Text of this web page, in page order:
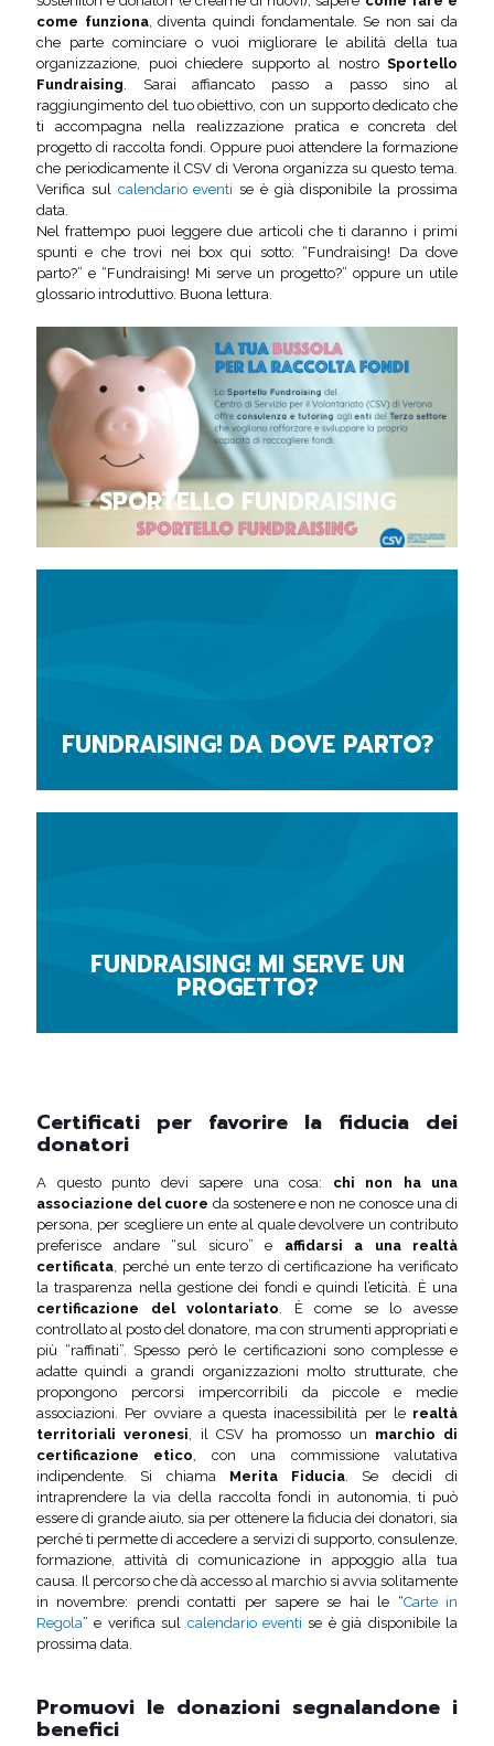
come funziona, diventa quindi fondamentale. Se non sai da
che parte cominciare o vuoi migliorare le abilità della tua
organizzazione, puoi chiedere supporto al nostro Sportello
Fundraising. Sarai affiancato passo a passo sino al
raggiungimento del tuo obiettivo, con un supporto dedicato che
ti accompagna nella realizzazione pratica e concreta del
progetto di raccolta fondi. Oppure puoi attendere la formazione
che periodicamente il CSV di Verona organizza su questo tema.
Verifica sul calendario eventi se è già disponibile la prossima
data.
Nel frattempo puoi leggere due articoli che ti daranno i primi
spunti e che trovi nei box qui sotto: “Fundraising! Da dove
parto?” e “Fundraising! Mi serve un progetto?” oppure un utile
glossario introduttivo. Buona lettura.
SPORTELLO FUNDRAISING
FUNDRAISING! DA DOVE PARTO?
FUNDRAISING! MI SERVE UN
PROGETTO?
Certificati per favorire la fiducia dei
donatori
A questo punto devi sapere una cosa: chi non ha una
associazione del cuore da sostenere e non ne conosce una di
persona, per scegliere un ente al quale devolvere un contributo
preferisce andare “sul sicuro” e affidarsi a una realtà
certificata, perché un ente terzo di certificazione ha verificato
la trasparenza nella gestione dei fondi e quindi l’eticità. È una
certificazione del volontariato. È come se lo avesse
controllato al posto del donatore, ma con strumenti appropriati e
più “raffinati”. Spesso però le certificazioni sono complesse e
adatte quindi a grandi organizzazioni molto strutturate, che
propongono percorsi impercorribili da piccole e medie
associazioni. Per ovviare a questa inacessibilità per le realtà
territoriali veronesi, il CSV ha promosso un marchio di
certificazione etico, con una commissione valutativa
indipendente. Si chiama Merita Fiducia. Se decidi di
intraprendere la via della raccolta fondi in autonomia, ti può
essere di grande aiuto, sia per ottenere la fiducia dei donatori, sia
perché ti permette di accedere a servizi di supporto, consulenze,
formazione, attività di comunicazione in appoggio alla tua
causa. Il percorso che dà accesso al marchio si avvia solitamente
in novembre: prendi contatti per sapere se hai le “Carte in
Regola” e verifica sul calendario eventi se è già disponibile la
prossima data.
Promuovi le donazioni segnalandone i
benefici